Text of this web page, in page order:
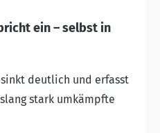
ein – selbst in
deutlich und erfasst
stark umkämpfte